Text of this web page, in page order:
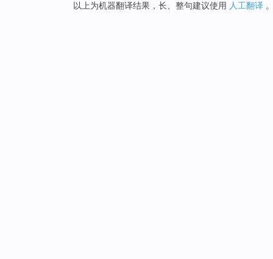
以上为机器翻译结果，长、整句建议使用 人工翻译